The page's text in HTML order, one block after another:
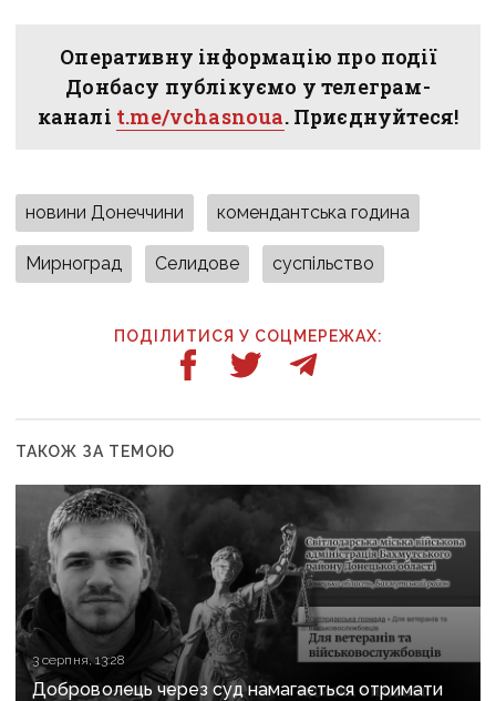
Оперативну інформацію про події
Донбасу публікуємо у телеграм-
каналі t.me/vchasnoua. Приєднуйтеся!
новини Донеччини комендантська година
Мирноград Селидове суспільство
ПОДІЛИТИСЯ У СОЦМЕРЕЖАХ:
ТАКОЖ ЗА ТЕМОЮ
3 серпня, 13:28
Доброволець через суд намагається отримати